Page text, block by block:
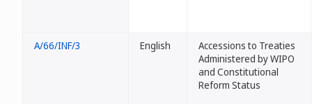
A/66/INF/3 English
Accessions to Treaties
Administered by WIPO
and Constitutional
Reform Status